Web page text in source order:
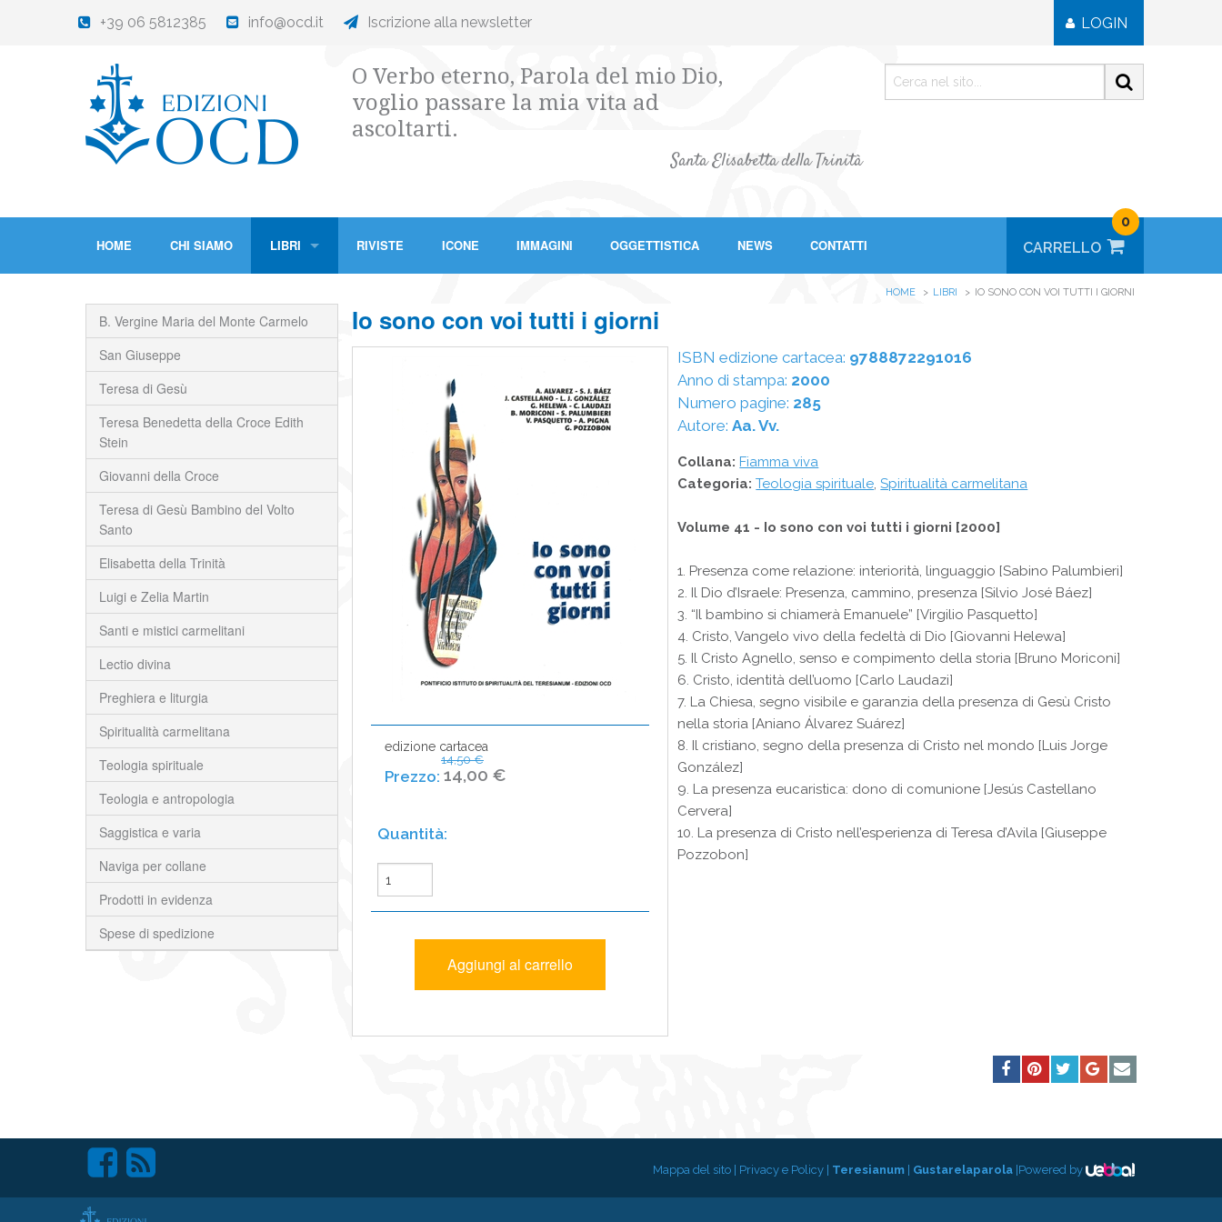
+39 06 5812385 info@ocd.it Iscrizione alla newsletter LOGIN
O Verbo eterno, Parola del mio Dio,
voglio passare la mia vita ad
ascoltarti.
Santa Elisabetta della Trinità
HOME CHI SIAMO LIBRI RIVISTE ICONE IMMAGINI OGGETTISTICA NEWS CONTATTI
0
HOME LIBRI IO SONO CON VOI TUTTI I GIORNI
B. Vergine Maria del Monte Carmelo
San Giuseppe
Teresa di Gesù
Teresa Benedetta della Croce Edith
Stein
Giovanni della Croce
Teresa di Gesù Bambino del Volto
Santo
Elisabetta della Trinità
Luigi e Zelia Martin
Santi e mistici carmelitani
Lectio divina
Preghiera e liturgia
Spiritualità carmelitana
Teologia spirituale
Teologia e antropologia
Saggistica e varia
Naviga per collane
Prodotti in evidenza
Spese di spedizione
Io sono con voi tutti i giorni
edizione cartacea
14,50 €
14,00 €
ISBN edizione cartacea: 9788872291016
Anno di stampa: 2000
Numero pagine: 285
Autore: Aa. Vv.
Collana: Fiamma viva
Categoria: Teologia spirituale,Spiritualità carmelitana
Volume 41 - Io sono con voi tutti i giorni [2000]
1. Presenza come relazione: interiorità, linguaggio [Sabino Palumbieri]
2. Il Dio d’Israele: Presenza, cammino, presenza [Silvio José Báez]
3. “Il bambino si chiamerà Emanuele” [Virgilio Pasquetto]
4. Cristo, Vangelo vivo della fedeltà di Dio [Giovanni Helewa]
5. Il Cristo Agnello, senso e compimento della storia [Bruno Moriconi]
6. Cristo, identità dell’uomo [Carlo Laudazi]
7. La Chiesa, segno visibile e garanzia della presenza di Gesù Cristo
nella storia [Aniano Álvarez Suárez]
8. Il cristiano, segno della presenza di Cristo nel mondo [Luis Jorge
González]
9. La presenza eucaristica: dono di comunione [Jesús Castellano
Cervera]
10. La presenza di Cristo nell’esperienza di Teresa d’Avila [Giuseppe
Pozzobon]
Mappa del sito Privacy e Policy Teresianum Gustarelaparola Powered by